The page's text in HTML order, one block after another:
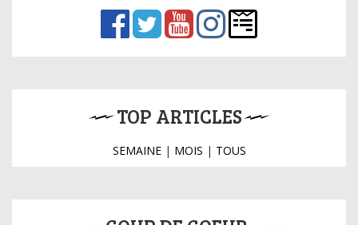
TOP ARTICLES
SEMAINE| MOIS | TOUS